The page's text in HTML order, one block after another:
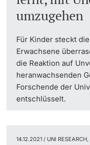
weitere Informationen
umzugehen
Für Kinder steckt
Erwachsene
die Reaktion auf
heranwachsenden
Forschende der
entschlüsselt.
14.12.2021 / UNI